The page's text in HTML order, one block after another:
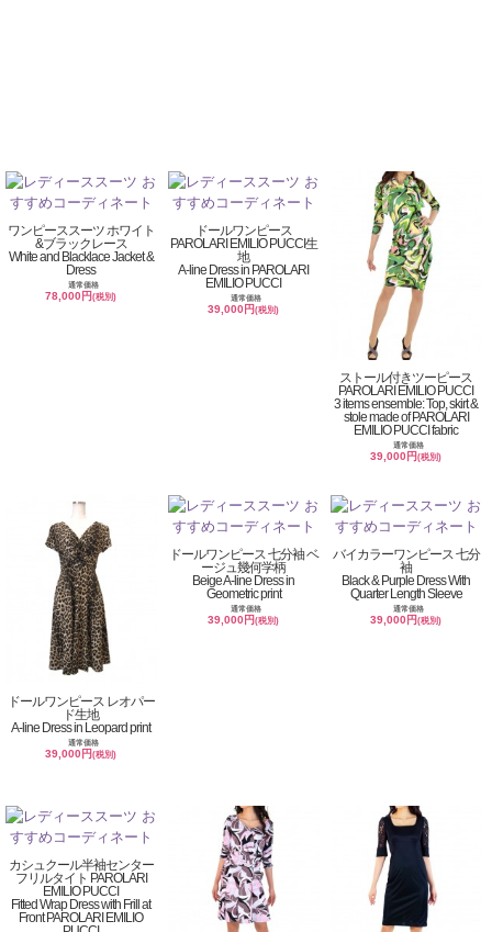
ワンピーススーツ ホワイト
&ブラックレース
White and Blacklace Jacket &
Dress
通常価格
78,000円(税別)
ドールワンピース
PAROLARI EMILIO PUCCI生
地
A-line Dress in PAROLARI
EMILIO PUCCI
通常価格
39,000円(税別)
ストール付きツーピース
PAROLARI EMILIO PUCCI
3 items ensemble: Top, skirt &
stole made of PAROLARI
EMILIO PUCCI fabric
通常価格
39,000円(税別)
ドールワンピース レオパー
ド生地
A-line Dress in Leopard print
通常価格
39,000円(税別)
ドールワンピース 七分袖 ベ
ージュ幾何学柄
Beige A-line Dress in
Geometric print
通常価格
39,000円(税別)
バイカラーワンピース 七分
袖
Black & Purple Dress With
Quarter Length Sleeve
通常価格
39,000円(税別)
カシュクール半袖センター
フリルタイト PAROLARI
EMILIO PUCCI
Fitted Wrap Dress with Frill at
Front PAROLARI EMILIO